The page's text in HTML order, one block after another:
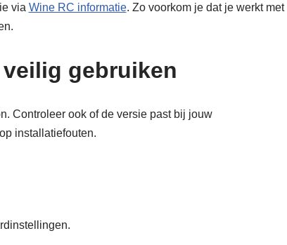
via Wine RC informatie. Zo voorkom je dat je werkt met
gebruiken
Controleer ook of de versie past bij jouw
installatiefouten.